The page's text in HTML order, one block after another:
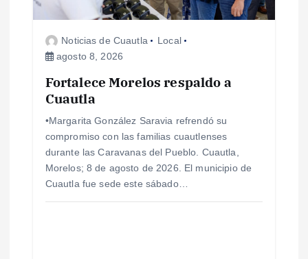
e
Noticias de Cuautla
Local
agosto 8, 2026
Fortalece Morelos respaldo a
Cuautla
•Margarita González Saravia refrendó su
compromiso con las familias cuautlenses
durante las Caravanas del Pueblo. Cuautla,
Morelos; 8 de agosto de 2026. El municipio de
Cuautla fue sede este sábado…